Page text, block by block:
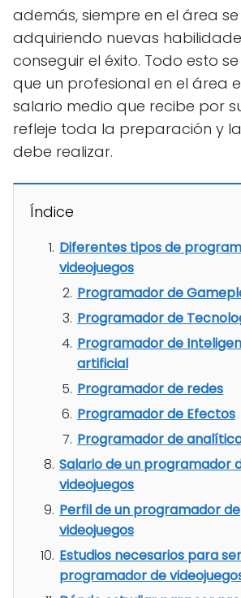
además, siempre en el área
adquiriendo nuevas
conseguir el éxito. Todo esto
que un profesional en el área
salario medio que recibe por
refleje toda la preparación y
debe realizar.
Índice
Diferentes tipos de
videojuegos
Programador de
Programador de
Programador de
artificial
Programador de redes
Programador de Efectos
Programador de
Salario de un programador
videojuegos
Perfil de un programador de
videojuegos
Estudios necesarios para ser
programador de